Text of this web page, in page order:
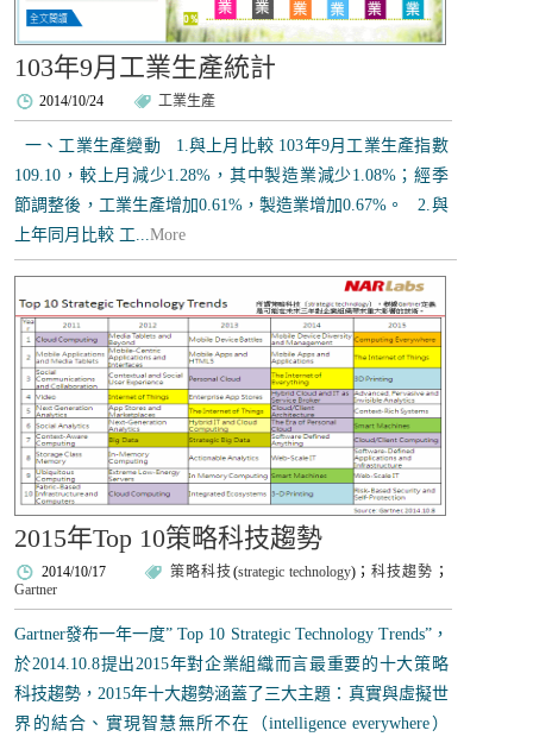
103年9月工業生產統計
2014/10/24 工業生產
一、工業生產變動 1.與上月比較 103年9月工業生產指數
109.10，較上月減少1.28%，其中製造業減少1.08%；經季
節調整後，工業生產增加0.61%，製造業增加0.67%。 2.與
上年同月比較 工...More
2015年Top 10策略科技趨勢
2014/10/17 策略科技 (strategic technology)； 科技趨勢 ；
Gartner
Gartner發布一年一度” Top 10 Strategic Technology Trends”，
於2014.10.8提出2015年對企業組織而言最重要的十大策略
科技趨勢，2015年十大趨勢涵蓋了三大主題：真實與虛擬世
界的結合、實現智慧無所不在（intelligence everywhere）